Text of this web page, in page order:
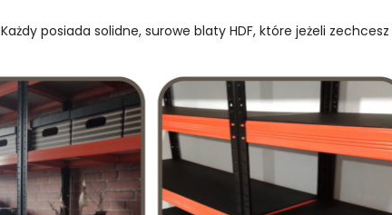
Każdy posiada solidne, surowe blaty HDF, które jeżeli